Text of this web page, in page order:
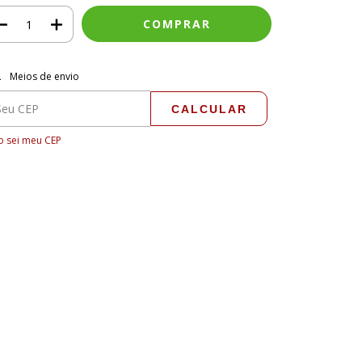
para o CEP:
Meios de envio
CALCULAR
sei meu CEP